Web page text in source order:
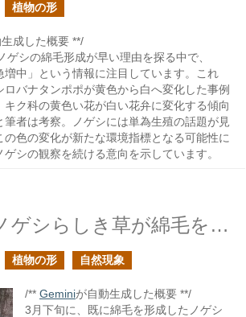
植物の形
成した概要 **/
ゲシの綿毛形成が早い理由を探る中で、
増中」という情報に注目しています。これ
ロバナタンポポが黄色から白へ変化した事例
キク科の黄色い花が白い花弁に変化する傾向
筆者は考察。ノゲシには単為生殖の話題が見
の色の変化が新たな環境指標となる可能性に
シの観察を続ける意向を示しています。
目に付いたノゲシらしき草が綿毛を形成していた
植物の形 自然現象
/** Geminiが自動生成した概要 **/
3月下旬に、既に綿毛を形成したノゲシ